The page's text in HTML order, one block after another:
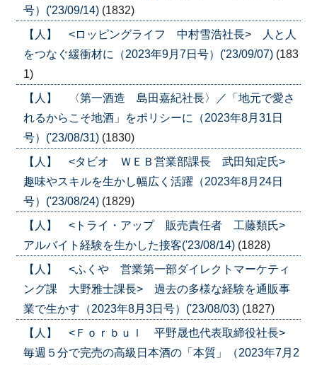
号）('23/09/14) (1832)
【人】 <ロッピングライフ 中村雪浩社長> 人と人
をつなぐ緩衝材に（2023年9月7日号）('23/09/07) (183
1)
【人】 〈第一酒造 島田嘉紀社長〉／「地元で愛さ
れるからこそ地酒」をポリシーに（2023年8月31日
号）('23/08/31) (1830)
【人】 <タビオ ＷＥＢ営業部課長 武田知定氏>
趣味やスキルを生かし幅広く活躍（2023年8月24日
号）('23/08/24) (1829)
【人】 <トライ・アップ 販売責任者 工藤類氏>
アルバイト経験を生かした接客('23/08/14) (1828)
【人】 <ふくや 営業第一部ダイレクトマーケティ
ング課 大野雅士課長> 過去の多様な経験を通販事
業で生かす（2023年8月3日号）('23/08/03) (1827)
【人】 <Ｆｏｒｂｕｌ 平野晟也代表取締役社長>
毎週５分で完売の高級日本酒の「本質」（2023年7月2